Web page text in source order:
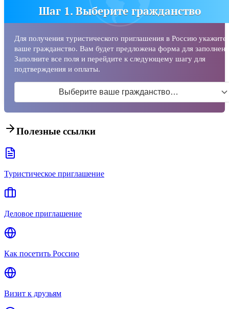
Шаг 1. Выберите гражданство
Для получения туристического приглашения в Россию укажите
ваше гражданство. Вам будет предложена форма для
Заполните все поля и перейдите к следующему шагу для
подтверждения и оплаты.
Выберите ваше гражданство…
Полезные ссылки
Туристическое приглашение
Деловое приглашение
Как посетить Россию
Визит к друзьям